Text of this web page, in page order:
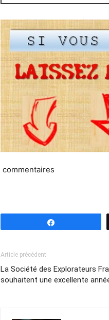
commentaires
Article précédent
La Société des Explorateurs
souhaitent une excellente